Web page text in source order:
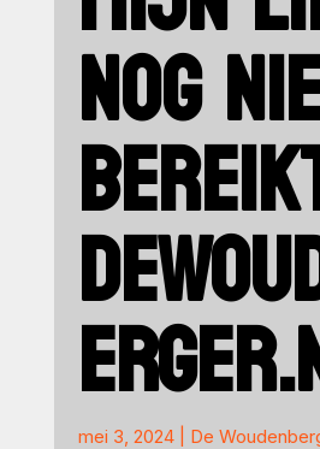
NOG
mei 3, 2024| De